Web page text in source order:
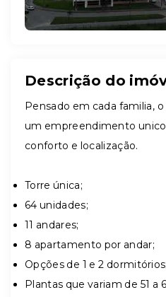
Descrição do
Pensado em cada familia,
um empreendimento
conforto e localização.
Torre única;
64 unidades;
11 andares;
8 apartamento por andar;
Opções de 1 e 2 dormitórios;
Plantas que variam de 51 a